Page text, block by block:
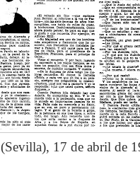
(Sevilla), 17 de abril de